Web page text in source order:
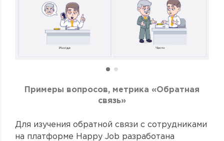
Примеры вопросов, метрика «Обратная
связь»
Для изучения обратной связи с сотрудниками
на платформе Happy Job разработана